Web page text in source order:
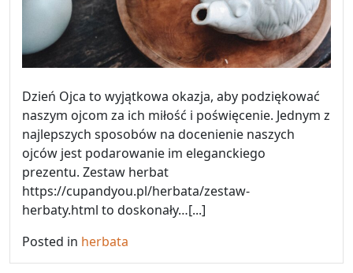
Dzień Ojca to wyjątkowa okazja, aby podziękować
naszym ojcom za ich miłość i poświęcenie. Jednym z
najlepszych sposobów na docenienie naszych
ojców jest podarowanie im eleganckiego
prezentu. Zestaw herbat
https://cupandyou.pl/herbata/zestaw-
herbaty.html to doskonały…[...]
Posted in herbata